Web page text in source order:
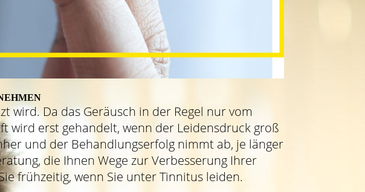
wird. Da das Geräusch in der Regel nur vom
wird erst gehandelt, wenn der Leidensdruck groß
und der Behandlungserfolg nimmt ab, je länger
die Ihnen Wege zur Verbesserung Ihrer
frühzeitig, wenn Sie unter Tinnitus leiden.